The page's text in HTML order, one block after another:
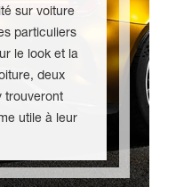
sur voiture
particuliers
le look et la
deux
trouveront
utile à leur